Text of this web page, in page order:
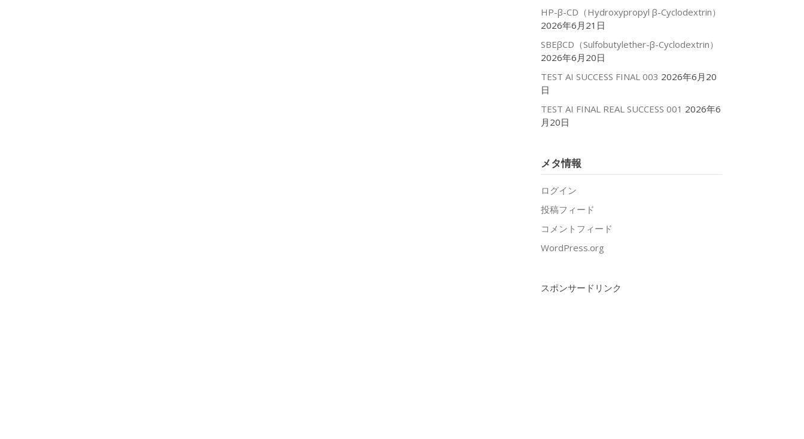
HP-β-CD（Hydroxypropyl β-Cyclodextrin）
2026年6月21日
SBEβCD（Sulfobutylether-β-Cyclodextrin）
2026年6月20日
TEST AI SUCCESS FINAL 003 2026年6月20
日
TEST AI FINAL REAL SUCCESS 001 2026年6
月20日
メタ情報
ログイン
投稿フィード
コメントフィード
WordPress.org
スポンサードリンク